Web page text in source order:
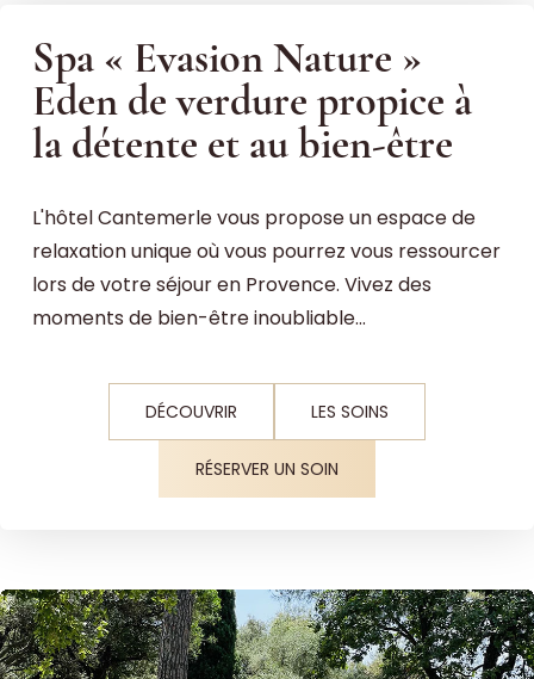
Spa « Evasion Nature »
Eden de verdure propice à
la détente et au bien-être
L'hôtel Cantemerle vous propose un espace de
relaxation unique où vous pourrez vous ressourcer
lors de votre séjour en Provence. Vivez des
moments de bien-être inoubliable...
DÉCOUVRIR LES SOINS
RÉSERVER UN SOIN